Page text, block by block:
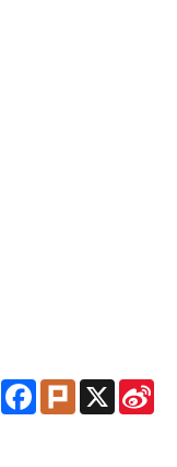
Line Facebook
Plurk X